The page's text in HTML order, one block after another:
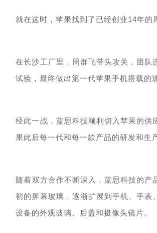
就在这时，苹果找到了已经创业14年的
在长沙工厂里， 周群飞带头攻关， 团队
试验，最终做出第一代苹果手机搭载的
经此一战， 蓝思科技顺利切入苹果的供
果此后每一代和每一款产品的研发和生
随着双方合作不断深入 ，蓝思科技的产
初的屏幕玻璃， 逐渐扩展到手机 、手表
设备的外观玻璃、后盖和摄像头镜片。